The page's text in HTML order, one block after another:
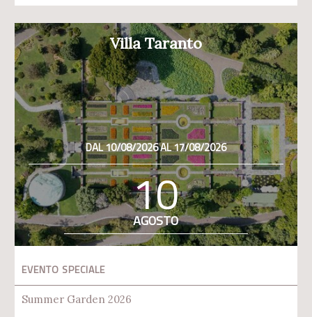
Villa Taranto
DAL 10/08/2026 AL 17/08/2026
10
AGOSTO
EVENTO SPECIALE
Summer Garden 2026